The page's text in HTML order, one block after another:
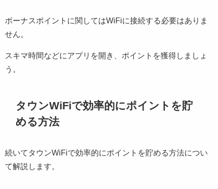
ボーナスポイントに関してはWiFiに接続する必要はありま
せん。
スキマ時間などにアプリを開き、ポイントを獲得しましょ
う。
タウンWiFiで効率的にポイントを貯
める方法
続いてタウンWiFiで効率的にポイントを貯める方法につい
て解説します。